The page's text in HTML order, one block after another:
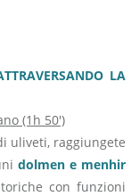
LA
(1h 50')
uliveti, raggiungete
dolmen e menhir
con funzioni